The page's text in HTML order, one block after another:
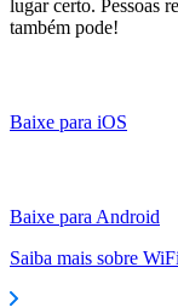
lugar certo. Pessoas
também pode!
Baixe para iOS
Baixe para Android
Saiba mais sobre